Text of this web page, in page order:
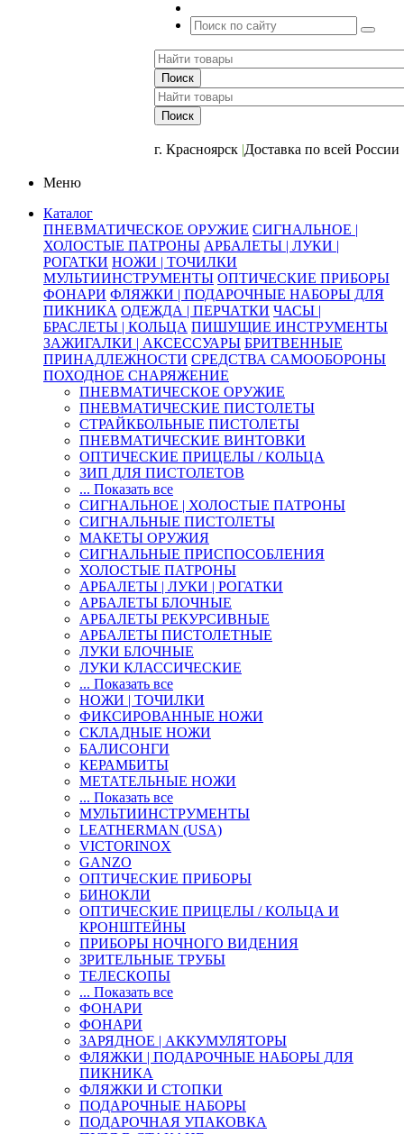
г. Красноярск |Доставка по всей России
Меню
Каталог
ПНЕВМАТИЧЕСКОЕ ОРУЖИЕ СИГНАЛЬНОЕ |
ХОЛОСТЫЕ ПАТРОНЫ АРБАЛЕТЫ | ЛУКИ |
РОГАТКИ НОЖИ | ТОЧИЛКИ
МУЛЬТИИНСТРУМЕНТЫ ОПТИЧЕСКИЕ ПРИБОРЫ
ФОНАРИ ФЛЯЖКИ | ПОДАРОЧНЫЕ НАБОРЫ ДЛЯ
ПИКНИКА ОДЕЖДА | ПЕРЧАТКИ ЧАСЫ |
БРАСЛЕТЫ | КОЛЬЦА ПИШУЩИЕ ИНСТРУМЕНТЫ
ЗАЖИГАЛКИ | АКСЕССУАРЫ БРИТВЕННЫЕ
ПРИНАДЛЕЖНОСТИ СРЕДСТВА САМООБОРОНЫ
ПОХОДНОЕ СНАРЯЖЕНИЕ
ПНЕВМАТИЧЕСКОЕ ОРУЖИЕ
ПНЕВМАТИЧЕСКИЕ ПИСТОЛЕТЫ
СТРАЙКБОЛЬНЫЕ ПИСТОЛЕТЫ
ПНЕВМАТИЧЕСКИЕ ВИНТОВКИ
ОПТИЧЕСКИЕ ПРИЦЕЛЫ / КОЛЬЦА
ЗИП ДЛЯ ПИСТОЛЕТОВ
... Показать все
СИГНАЛЬНОЕ | ХОЛОСТЫЕ ПАТРОНЫ
СИГНАЛЬНЫЕ ПИСТОЛЕТЫ
МАКЕТЫ ОРУЖИЯ
СИГНАЛЬНЫЕ ПРИСПОСОБЛЕНИЯ
ХОЛОСТЫЕ ПАТРОНЫ
АРБАЛЕТЫ | ЛУКИ | РОГАТКИ
АРБАЛЕТЫ БЛОЧНЫЕ
АРБАЛЕТЫ РЕКУРСИВНЫЕ
АРБАЛЕТЫ ПИСТОЛЕТНЫЕ
ЛУКИ БЛОЧНЫЕ
ЛУКИ КЛАССИЧЕСКИЕ
... Показать все
НОЖИ | ТОЧИЛКИ
ФИКСИРОВАННЫЕ НОЖИ
СКЛАДНЫЕ НОЖИ
БАЛИСОНГИ
КЕРАМБИТЫ
МЕТАТЕЛЬНЫЕ НОЖИ
... Показать все
МУЛЬТИИНСТРУМЕНТЫ
LEATHERMAN (USA)
VICTORINOX
GANZO
ОПТИЧЕСКИЕ ПРИБОРЫ
БИНОКЛИ
ОПТИЧЕСКИЕ ПРИЦЕЛЫ / КОЛЬЦА И
КРОНШТЕЙНЫ
ПРИБОРЫ НОЧНОГО ВИДЕНИЯ
ЗРИТЕЛЬНЫЕ ТРУБЫ
ТЕЛЕСКОПЫ
... Показать все
ФОНАРИ
ФОНАРИ
ЗАРЯДНОЕ | АККУМУЛЯТОРЫ
ФЛЯЖКИ | ПОДАРОЧНЫЕ НАБОРЫ ДЛЯ
ПИКНИКА
ФЛЯЖКИ И СТОПКИ
ПОДАРОЧНЫЕ НАБОРЫ
ПОДАРОЧНАЯ УПАКОВКА